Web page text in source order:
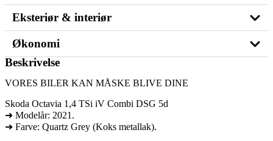
Eksteriør & interiør
Økonomi
Beskrivelse
VORES BILER KAN MÅSKE BLIVE DINE
Skoda Octavia 1,4 TSi iV Combi DSG 5d
➜ Modelår: 2021.
➜ Farve: Quartz Grey (Koks metallak).